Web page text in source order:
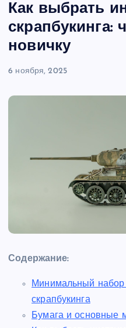
Как выбрать
скрапбукинга:
новичку
6 ноября, 2025
Содержание:
Минимальный набор
скрапбукинга
Бумага и основные